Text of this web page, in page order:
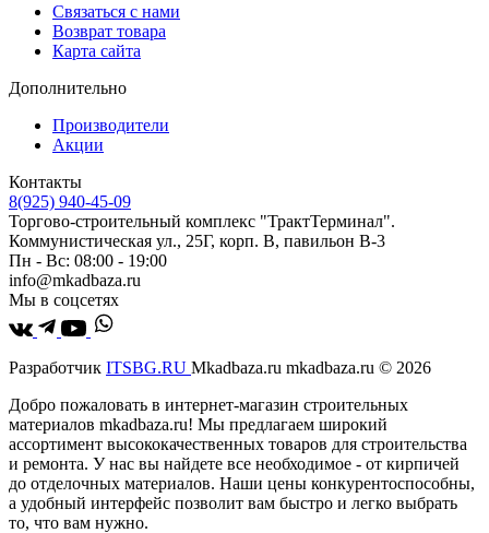
Связаться с нами
Возврат товара
Карта сайта
Дополнительно
Производители
Акции
Контакты
8(925) 940-45-09
Торгово-строительный комплекс "ТрактТерминал".
Коммунистическая ул., 25Г, корп. В, павильон В-3
Пн - Вс: 08:00 - 19:00
info@mkadbaza.ru
Мы в соцсетях
Разработчик ITSBG.RU Mkadbaza.ru mkadbaza.ru © 2026
Добро пожаловать в интернет-магазин строительных
материалов mkadbaza.ru! Мы предлагаем широкий
ассортимент высококачественных товаров для строительства
и ремонта. У нас вы найдете все необходимое - от кирпичей
до отделочных материалов. Наши цены конкурентоспособны,
а удобный интерфейс позволит вам быстро и легко выбрать
то, что вам нужно.